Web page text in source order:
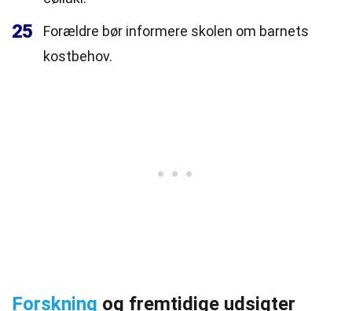
25
Forældre bør informere skolen om barnets
kostbehov.
Forskning og fremtidige udsigter